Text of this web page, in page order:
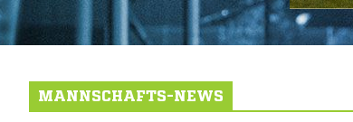
MANNSCHAFTS-NEWS